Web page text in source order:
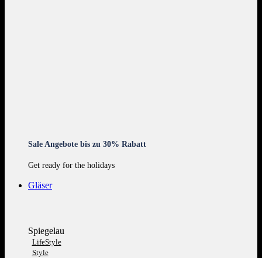
Sale Angebote bis zu 30% Rabatt
Get ready for the holidays
Gläser
Spiegelau
LifeStyle
Style